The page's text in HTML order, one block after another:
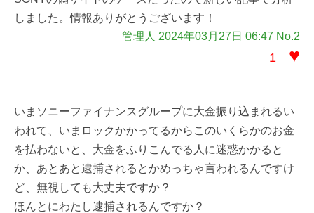
しました。情報ありがとうございます！
管理人 2024年03月27日 06:47 No.2
1 ♥
いまソニーファイナンスグループに大金振り込まれるい
われて、いまロックかかってるからこのいくらかのお金
を払わないと、大金をふりこんでる人に迷惑かかると
か、あとあと逮捕されるとかめっちゃ言われるんですけ
ど、無視しても大丈夫ですか？
ほんとにわたし逮捕されるんですか？